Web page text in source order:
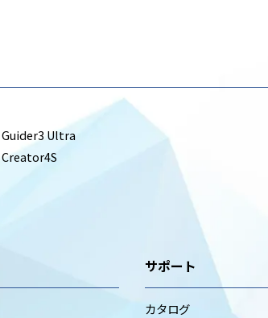
Guider3 Ultra
Creator4S
サポート
カタログ